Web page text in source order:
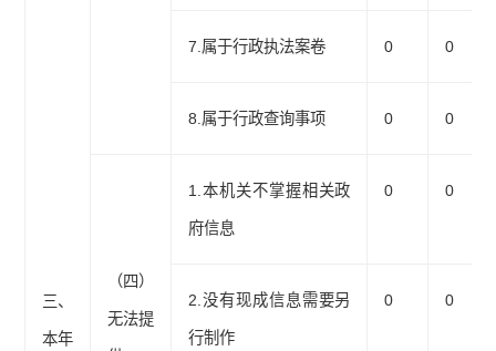
三、
本年
7.属于行政执法案卷 0 0
8.属于行政查询事项 0 0
（四）
无法提
1.本机关不掌握相关政
府信息
0 0
2.没有现成信息需要另
行制作
0 0